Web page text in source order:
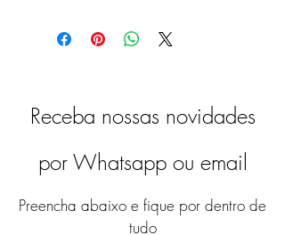
Receba nossas novidades
por Whatsapp ou email
Preencha abaixo e fique por dentro de
tudo